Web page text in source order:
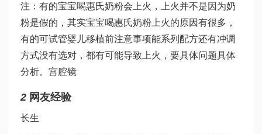
注：有的宝宝喝惠氏奶粉会上火，上火并不是因为奶
粉是假的，其实宝宝喝惠氏奶粉上火的原因有很多，
有的可试管婴儿移植前注意事项能系列配方还有冲调
方式没有选对，都有可能导致上火，要具体问题具体
分析。 宫腔镜
2 网友经验
长生